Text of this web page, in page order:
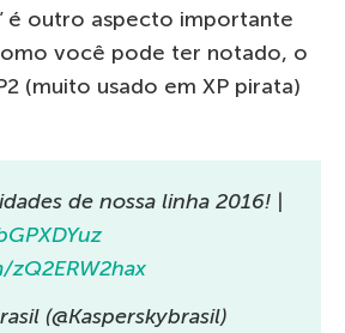
é outro aspecto importante
você pode ter notado, o
(muito usado em XP pirata)
de nossa linha 2016! |
(@Kasperskybrasil)